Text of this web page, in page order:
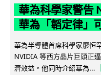
華為科學家警告
華為「韜定律」
華為半導體首席科學家廖恒
NVIDIA 等西方晶片巨頭正
濟效益。他同時介紹華為...